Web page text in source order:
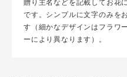
贈り主名などを記載してお花
です。シンプルに文字のみを
す（細かなデザインはフラワ
ーにより異なります）。